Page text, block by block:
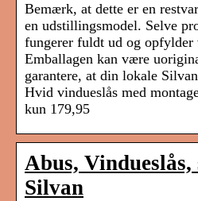
Bemærk, at dette er en
en udstillingsmodel. Selve
fungerer fuldt ud og
Emballagen kan være
garantere, at din lokale
Hvid vindueslås med
kun 179,95
Abus,
Silvan